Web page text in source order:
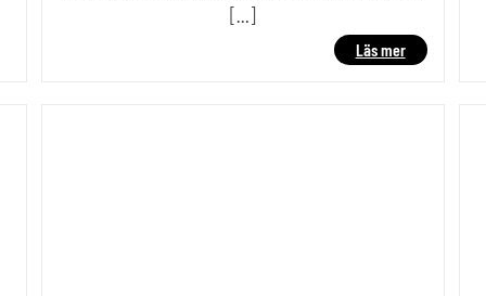
[…]
Läs mer